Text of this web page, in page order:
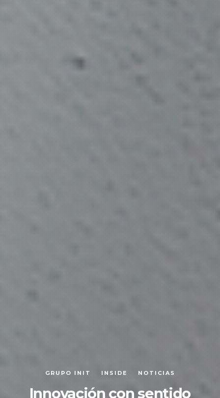
GRUPO INIT INSIDE NOTICIAS
Innovación con sentido